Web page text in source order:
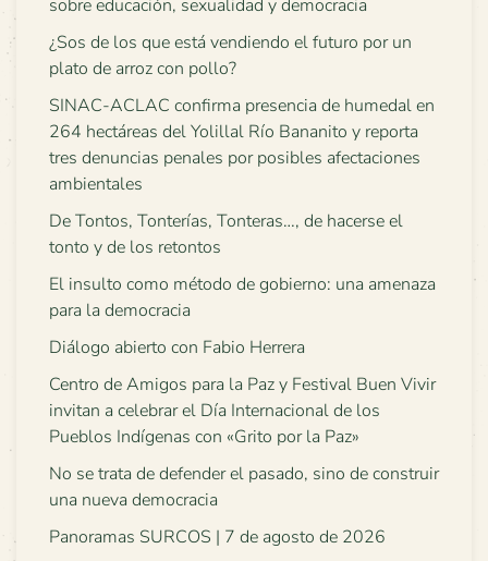
sobre educación, sexualidad y democracia
¿Sos de los que está vendiendo el futuro por un
plato de arroz con pollo?
SINAC-ACLAC confirma presencia de humedal en
264 hectáreas del Yolillal Río Bananito y reporta
tres denuncias penales por posibles afectaciones
ambientales
De Tontos, Tonterías, Tonteras…, de hacerse el
tonto y de los retontos
El insulto como método de gobierno: una amenaza
para la democracia
Diálogo abierto con Fabio Herrera
Centro de Amigos para la Paz y Festival Buen Vivir
invitan a celebrar el Día Internacional de los
Pueblos Indígenas con «Grito por la Paz»
No se trata de defender el pasado, sino de construir
una nueva democracia
Panoramas SURCOS | 7 de agosto de 2026